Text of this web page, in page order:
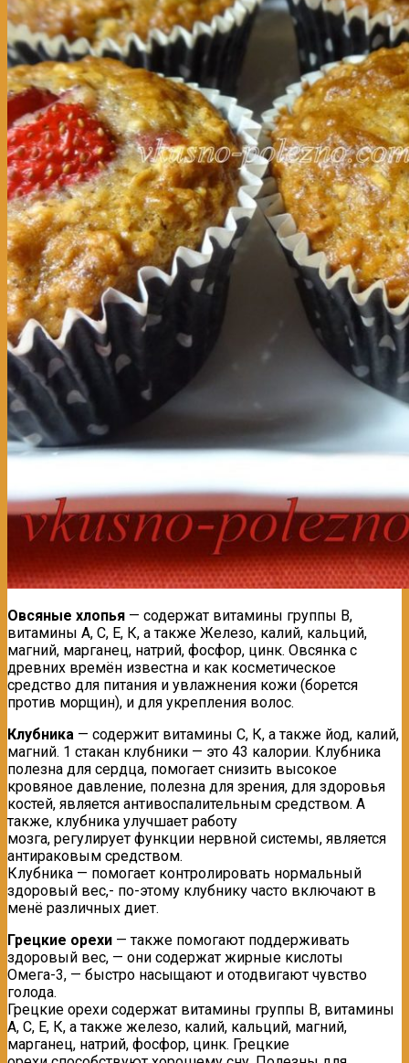
Овсяные хлопья — содержат витамины группы В,
витамины А, С, Е, К, а также Железо, калий, кальций,
магний, марганец, натрий, фосфор, цинк. Овсянка с
древних времён известна и как косметическое
средство для питания и увлажнения кожи (борется
против морщин), и для укрепления волос.
Клубника — содержит витамины С, К, а также йод, калий,
магний. 1 стакан клубники — это 43 калории. Клубника
полезна для сердца, помогает снизить высокое
кровяное давление, полезна для зрения, для здоровья
костей, является антивоспалительным средством. А
также, клубника улучшает работу
мозга, регулирует функции нервной системы, является
антираковым средством.
Клубника — помогает контролировать нормальный
здоровый вес,- по-этому клубнику часто включают в
менё различных диет.
Грецкие орехи — также помогают поддерживать
здоровый вес, — они содержат жирные кислоты
Омега-3, — быстро насыщают и отодвигают чувство
голода.
Грецкие орехи содержат витамины группы В, витамины
А, С, Е, К, а также железо, калий, кальций, магний,
марганец, натрий, фосфор, цинк. Грецкие